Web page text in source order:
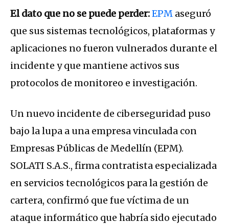
El dato que no se puede perder:EPM aseguró
que sus sistemas tecnológicos, plataformas y
aplicaciones no fueron vulnerados durante el
incidente y que mantiene activos sus
protocolos de monitoreo e investigación.
Un nuevo incidente de ciberseguridad puso
bajo la lupa a una empresa vinculada con
Empresas Públicas de Medellín (EPM).
SOLATI S.A.S., firma contratista especializada
en servicios tecnológicos para la gestión de
cartera, confirmó que fue víctima de un
ataque informático que habría sido ejecutado